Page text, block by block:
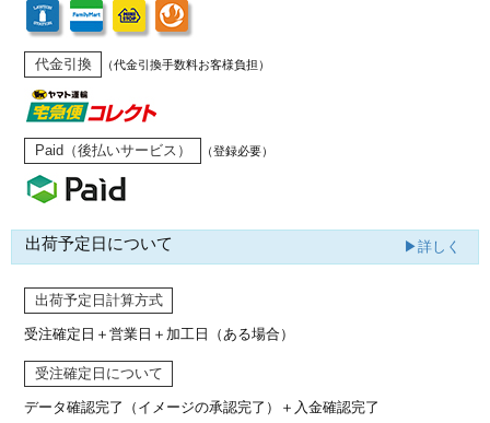
代金引換 （代金引換手数料お客様負担）
Paid（後払いサービス） （登録必要）
出荷予定日について ▶詳しく
出荷予定日計算方式
受注確定日＋営業日＋加工日（ある場合）
受注確定日について
データ確認完了（イメージの承認完了） ＋入金確認完了